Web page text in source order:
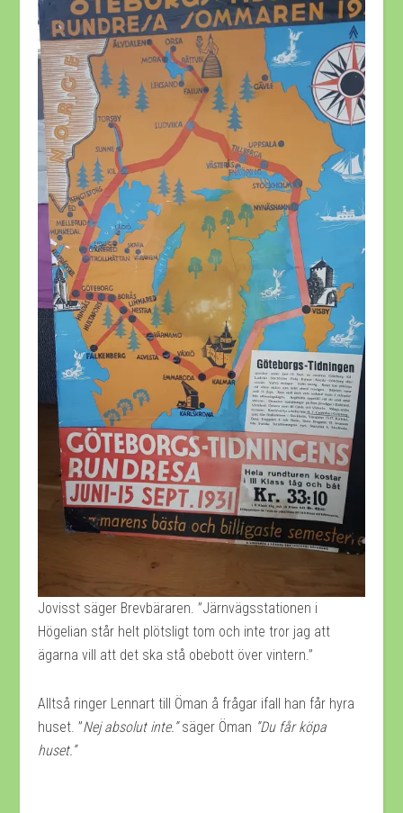
Jovisst säger Brevbäraren. ”Järnvägsstationen i
Högelian står helt plötsligt tom och inte tror jag att
ägarna vill att det ska stå obebott över vintern.”
Alltså ringer Lennart till Öman å frågar ifall han får hyra
huset. ”Nej absolut inte.”säger Öman ”Du får köpa
huset.”